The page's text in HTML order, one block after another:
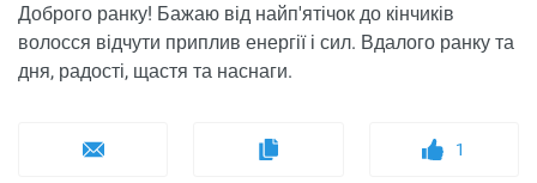
Доброго ранку! Бажаю від найп'ятічок до кінчиків
волосся відчути приплив енергії і сил. Вдалого ранку та
дня, радості, щастя та наснаги.
1